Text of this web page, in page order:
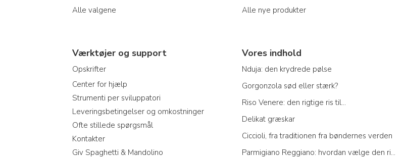
Alle valgene
Alle nye produkter
Værktøjer og support
Opskrifter
Center for hjælp
Strumenti per sviluppatori
Leveringsbetingelser og omkostninger
Ofte stillede spørgsmål
Kontakter
Giv Spaghetti & Mandolino
Vores indhold
Nduja: den krydrede pølse
Gorgonzola sød eller stærk?
Riso Venere: den rigtige ris til...
Delikat græskar
Ciccioli, fra traditionen fra bøndernes verden
Parmigiano Reggiano: hvordan vælge den rigtige